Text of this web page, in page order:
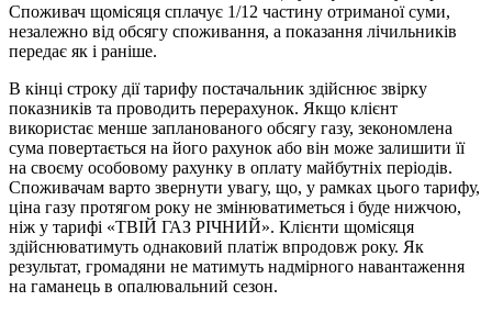
Споживач щомісяця сплачує 1/12 частину отриманої суми,
незалежно від обсягу споживання, а показання лічильників
передає як і раніше.
В кінці строку дії тарифу постачальник здійснює звірку
показників та проводить перерахунок. Якщо клієнт
використає менше запланованого обсягу газу, зекономлена
сума повертається на його рахунок або він може залишити її
на своєму особовому рахунку в оплату майбутніх періодів.
Споживачам варто звернути увагу, що, у рамках цього тарифу,
ціна газу протягом року не змінюватиметься і буде нижчою,
ніж у тарифі «ТВІЙ ГАЗ РІЧНИЙ». Клієнти щомісяця
здійснюватимуть однаковий платіж впродовж року. Як
результат, громадяни не матимуть надмірного навантаження
на гаманець в опалювальний сезон.